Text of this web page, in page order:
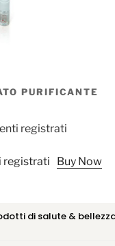
PURIFICANTE
registrati
registrati Buy Now
di salute &